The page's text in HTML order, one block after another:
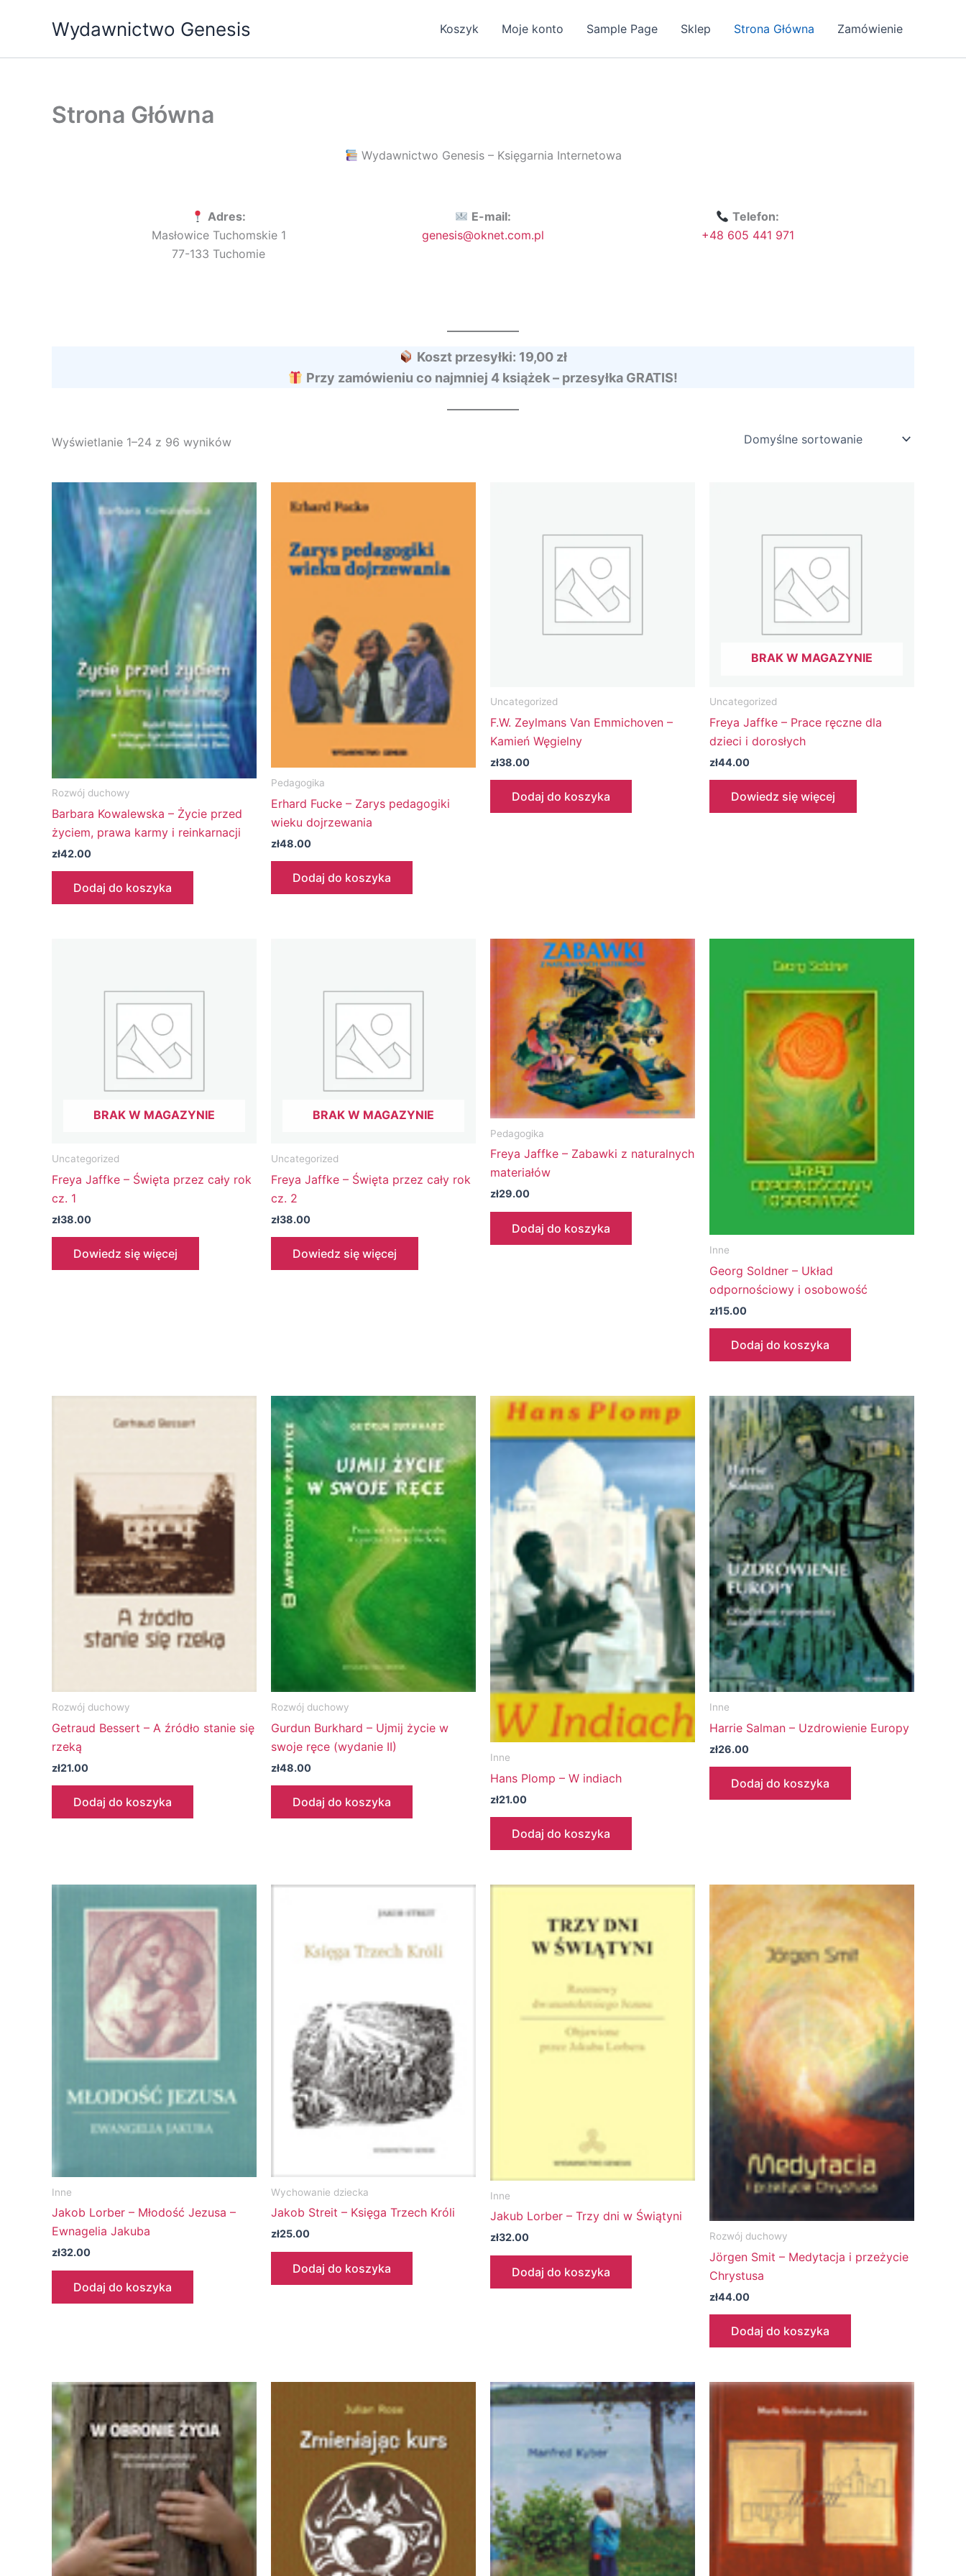
Wydawnictwo Genesis Koszyk Moje konto Sample Page Sklep Strona Główna Zamówienie
Strona Główna
Wydawnictwo Genesis – Księgarnia Internetowa
Adres:
Masłowice Tuchomskie 1
77-133 Tuchomie
E-mail:
genesis@oknet.com.pl
Telefon:
+48 605 441 971
Koszt przesyłki: 19,00 zł
Przy zamówieniu co najmniej 4 książek – przesyłka GRATIS!
Wyświetlanie 1–24 z 96 wyników
Rozwój duchowy
Barbara Kowalewska – Życie przed
życiem, prawa karmy i reinkarnacji
zł42.00
Dodaj do koszyka
Pedagogika
Erhard Fucke – Zarys pedagogiki
wieku dojrzewania
zł48.00
Dodaj do koszyka
Uncategorized
F.W. Zeylmans Van Emmichoven –
Kamień Węgielny
zł38.00
Dodaj do koszyka
BRAK W MAGAZYNIE
Uncategorized
Freya Jaffke – Prace ręczne dla
dzieci i dorosłych
zł44.00
Dowiedz się więcej
BRAK W MAGAZYNIE
Uncategorized
Freya Jaffke – Święta przez cały rok
cz. 1
zł38.00
Dowiedz się więcej
BRAK W MAGAZYNIE
Uncategorized
Freya Jaffke – Święta przez cały rok
cz. 2
zł38.00
Dowiedz się więcej
Pedagogika
Freya Jaffke – Zabawki z naturalnych
materiałów
zł29.00
Dodaj do koszyka
Inne
Georg Soldner – Układ
odpornościowy i osobowość
zł15.00
Dodaj do koszyka
Rozwój duchowy
Getraud Bessert – A źródło stanie się
rzeką
zł21.00
Dodaj do koszyka
Rozwój duchowy
Gurdun Burkhard – Ujmij życie w
swoje ręce (wydanie II)
zł48.00
Dodaj do koszyka
Inne
Hans Plomp – W indiach
zł21.00
Dodaj do koszyka
Inne
Harrie Salman – Uzdrowienie Europy
zł26.00
Dodaj do koszyka
Inne
Jakob Lorber – Młodość Jezusa –
Ewnagelia Jakuba
zł32.00
Dodaj do koszyka
Wychowanie dziecka
Jakob Streit – Księga Trzech Króli
zł25.00
Dodaj do koszyka
Inne
Jakub Lorber – Trzy dni w Świątyni
zł32.00
Dodaj do koszyka
Rozwój duchowy
Jörgen Smit – Medytacja i przeżycie
Chrystusa
zł44.00
Dodaj do koszyka